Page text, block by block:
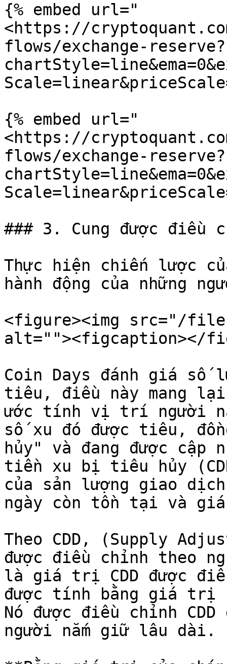
{% embed url="
<https://
flows/exchange-reserve?
{% embed url="
<https://
flows/exchange-reserve?
### 3. Cung được điều
Thực hiện chiến lược
hành động của những
<figure><img src="/files/
alt=""><figcaption></
Coin Days đánh giá số
tiêu, điều này mang
ước tính vị trí người
số xu đó được tiêu,
hủy" và đang được cập
tiền xu bị tiêu hủy
của sản lượng giao
ngày còn tồn tại và
Theo CDD, (Supply
được điều chỉnh theo
là giá trị CDD được
được tính bằng giá trị
Nó được điều chỉnh
người nắm giữ lâu dài.